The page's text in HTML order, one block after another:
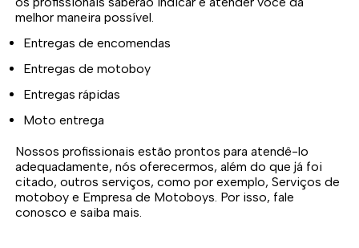
melhor maneira possível.
Entregas de encomendas
Entregas de motoboy
Entregas rápidas
Moto entrega
Nossos profissionais estão prontos para atendê-lo
adequadamente, nós oferecermos, além do que já foi
citado, outros serviços, como por exemplo, Serviços de
motoboy e Empresa de Motoboys. Por isso, fale
conosco e saiba mais.